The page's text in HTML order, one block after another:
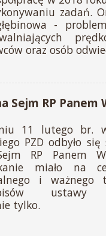
zadań.
-
oraz osób
Sejm RP Panem
11 lutego br.
PZD odbyło
RP Panem
miało na
i ważnego
tylko.